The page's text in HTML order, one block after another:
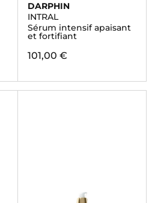
DARPHIN
INTRAL
Sérum intensif apaisant
et fortifiant
101,00 €